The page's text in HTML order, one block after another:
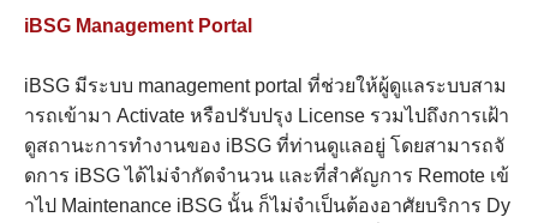
iBSG Management Portal
iBSG มีระบบ management portal ที่ช่วยให้ผู้ดูแลระบบสาม
ารถเข้ามา Activate หรือปรับปรุง License รวมไปถึงการเฝ้า
ดูสถานะการทำงานของ iBSG ที่ท่านดูแลอยู่ โดยสามารถจั
ดการ iBSG ได้ไม่จำกัดจำนวน และที่สำคัญการ Remote เข้
าไป Maintenance iBSG นั้น ก็ไม่จำเป็นต้องอาศัยบริการ Dy